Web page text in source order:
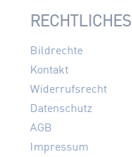
RECHTLICHES
Bildrechte
Kontakt
Widerrufsrecht
Datenschutz
AGB
Impressum